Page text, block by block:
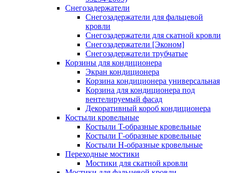
Снегозадержатели
Снегозадержатели для фальцевой
кровли
Снегозадержатели для скатной кровли
Снегозадержатели [Эконом]
Снегозадержатели трубчатые
Корзины для кондиционера
Экран кондиционера
Корзина кондиционера универсальная
Корзина для кондиционера под
вентелируемый фасад
Декоративный короб кондиционера
Костыли кровельные
Костыли T-образные кровельные
Костыли Г-образные кровельные
Костыли Н-образные кровельные
Переходные мостики
Мостики для скатной кровли